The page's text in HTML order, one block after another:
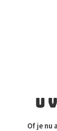
U
Of je nu